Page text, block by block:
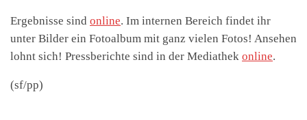
Ergebnisse sind online. Im internen Bereich findet ihr
unter Bilder ein Fotoalbum mit ganz vielen Fotos! Ansehen
lohnt sich! Pressberichte sind in der Mediathek online.
(sf/pp)